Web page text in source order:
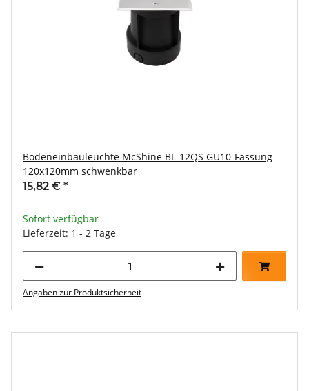
Bodeneinbauleuchte McShine BL-12QS GU10-Fassung
120x120mm schwenkbar
15,82 € *
Sofort verfügbar
Lieferzeit: 1 - 2 Tage
Angaben zur Produktsicherheit